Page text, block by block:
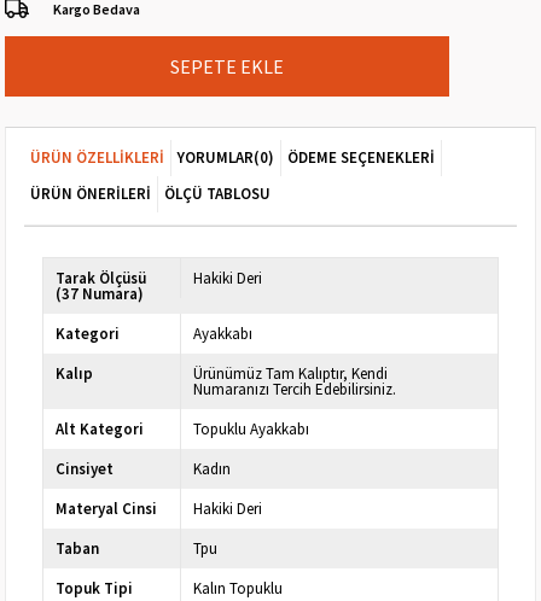
Kargo Bedava
ÜRÜN ÖZELLIKLERI YORUMLAR(0)
ÖDEME SEÇENEKLERI
ÜRÜN ÖNERILERI
ÖLÇÜ TABLOSU
Tarak Ölçüsü
(37 Numara)
Hakiki Deri
Kategori
Ayakkabı
Kalıp
Ürünümüz Tam Kalıptır, Kendi
Numaranızı Tercih Edebilirsiniz.
Alt Kategori
Topuklu Ayakkabı
Cinsiyet
Kadın
Materyal Cinsi
Hakiki Deri
Taban
Tpu
Topuk Tipi
Kalın Topuklu